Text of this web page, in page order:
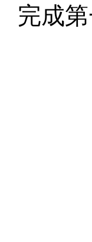
完成